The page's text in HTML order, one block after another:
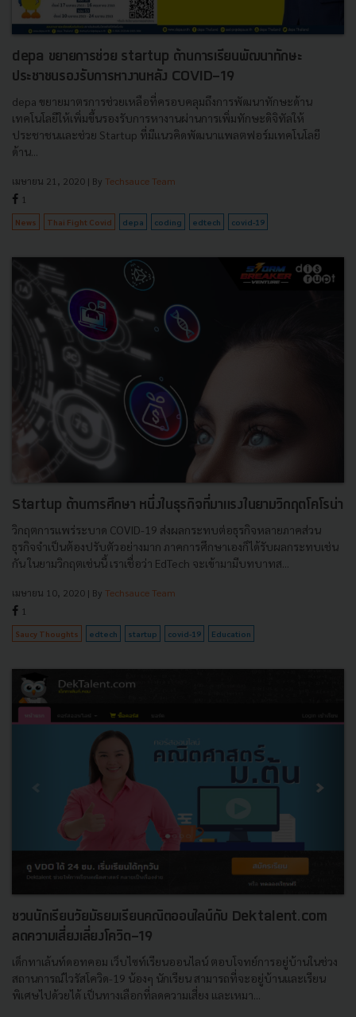
depa ขยายการช่วย startup ด้านการเรียนพัฒนาทักษะ
ประชาชนรองรับการหางานหลัง COVID-19
depa ขยายมาตรการช่วยเหลือที่ครอบคลุมถึงการพัฒนาทักษะด้าน
เทคโนโลยีให้เพิ่มขึ้นรองรับการหางานผ่านการเพิ่มทักษะดิจิทัลให้
ประชาชนและช่วย Startup ที่มีเเนวคิดพัฒนาแพลตฟอร์มเทคโนโลยี
ด้าน...
เมษายน 21, 2020 | By Techsauce Team
1
News Thai Fight Covid depa coding edtech covid-19
Startup ด้านการศึกษา หนึ่งในธุรกิจที่มาแรงในยามวิกฤตโคโรน่า
วิกฤตการแพร่ระบาด COVID-19 ส่งผลกระทบต่อธุรกิจหลายภาคส่วน
ธุรกิจจำเป็นต้องปรับตัวอย่างมาก ภาคการศึกษาเองก็ได้รับผลกระทบเช่น
กัน ในยามวิกฤตเช่นนี้ เราเชื่อว่า EdTech จะเข้ามามีบทบาทส...
เมษายน 10, 2020 | By Techsauce Team
1
Saucy Thoughts edtech startup covid-19 Education
ชวนนักเรียนวัยมัธยมเรียนคณิตออนไลน์กับ Dektalent.com
ลดความเสี่ยงเลี่ยงโควิด-19
เด็กทาเล้นท์ดอทคอม เว็บไซท์เรียนออนไลน์ ตอบโจทย์การอยู่บ้านในช่วง
สถานการณ์ไวรัสโควิด-19 น้องๆ นักเรียน สามารถที่จะอยู่บ้านและเรียน
พิเศษไปด้วยได้ เป็นทางเลือกที่ลดความเสี่ยง และเหมา...